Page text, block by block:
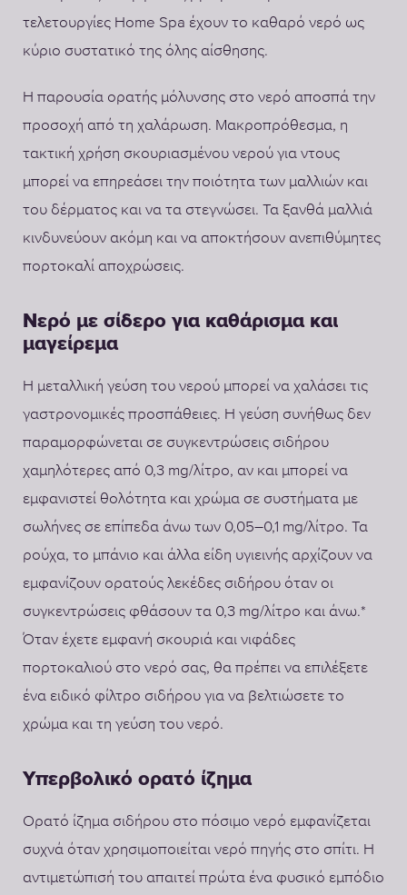
τελετουργίες Home Spa έχουν το καθαρό νερό ως
κύριο συστατικό της όλης αίσθησης.
Η παρουσία ορατής μόλυνσης στο νερό αποσπά την
προσοχή από τη χαλάρωση. Μακροπρόθεσμα, η
τακτική χρήση σκουριασμένου νερού για ντους
μπορεί να επηρεάσει την ποιότητα των μαλλιών και
του δέρματος και να τα στεγνώσει. Τα ξανθά μαλλιά
κινδυνεύουν ακόμη και να αποκτήσουν ανεπιθύμητες
πορτοκαλί αποχρώσεις.
Νερό με σίδερο για καθάρισμα και
μαγείρεμα
Η μεταλλική γεύση του νερού μπορεί να χαλάσει τις
γαστρονομικές προσπάθειες. Η γεύση συνήθως δεν
παραμορφώνεται σε συγκεντρώσεις σιδήρου
χαμηλότερες από 0,3 mg/λίτρο, αν και μπορεί να
εμφανιστεί θολότητα και χρώμα σε συστήματα με
σωλήνες σε επίπεδα άνω των 0,05–0,1 mg/λίτρο. Τα
ρούχα, το μπάνιο και άλλα είδη υγιεινής αρχίζουν να
εμφανίζουν ορατούς λεκέδες σιδήρου όταν οι
συγκεντρώσεις φθάσουν τα 0,3 mg/λίτρο και άνω.*
Όταν έχετε εμφανή σκουριά και νιφάδες
πορτοκαλιού στο νερό σας, θα πρέπει να επιλέξετε
ένα ειδικό φίλτρο σιδήρου για να βελτιώσετε το
χρώμα και τη γεύση του νερό.
Υπερβολικό ορατό ίζημα
Ορατό ίζημα σιδήρου στο πόσιμο νερό εμφανίζεται
συχνά όταν χρησιμοποιείται νερό πηγής στο σπίτι. Η
αντιμετώπισή του απαιτεί πρώτα ένα φυσικό εμπόδιο